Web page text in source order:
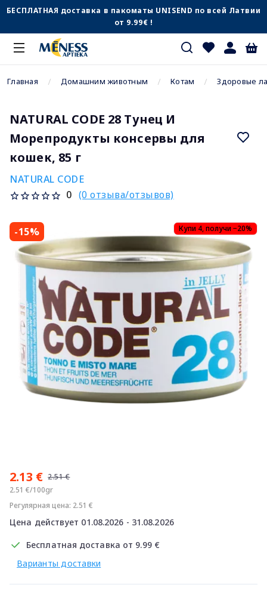
БЕСПЛАТНАЯ доставка в пакоматы UNISEND по всей Латвии
от 9.99€ !
Главная Домашним животным Котам Здоровые
NATURAL CODE 28 Тунец И
Морепродукты консервы для
кошек, 85 г
NATURAL CODE
0 (0 отзыва/отзывов)
-15% Купи 4, получи −20%
2.13 € 2.51 €
2.51 €/100gr
Регулярная цена: 2.51 €
Цена действует 01.08.2026 - 31.08.2026
Бесплатная доставка от 9.99 €
Варианты доставки